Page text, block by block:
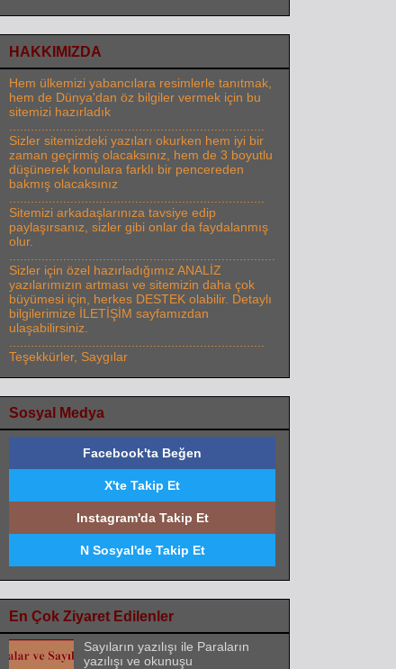
HAKKIMIZDA
Hem ülkemizi yabancılara resimlerle tanıtmak,
hem de Dünya'dan öz bilgiler vermek için bu
sitemizi hazırladık
Sizler sitemizdeki yazıları okurken hem iyi bir
zaman geçirmiş olacaksınız, hem de 3 boyutlu
düşünerek konulara farklı bir pencereden
bakmış olacaksınız
Sitemizi arkadaşlarınıza tavsiye edip
paylaşırsanız, sizler gibi onlar da faydalanmış
olur.
Sizler için özel hazırladığımız ANALİZ
yazılarımızın artması ve sitemizin daha çok
büyümesi için, herkes DESTEK olabilir. Detaylı
bilgilerimize İLETİŞİM sayfamızdan
ulaşabilirsiniz.
Teşekkürler, Saygılar
Sosyal Medya
Facebook'ta Beğen
X'te Takip Et
Instagram'da Takip Et
N Sosyal'de Takip Et
En Çok Ziyaret Edilenler
Sayıların yazılışı ile Paraların
yazılışı ve okunuşu